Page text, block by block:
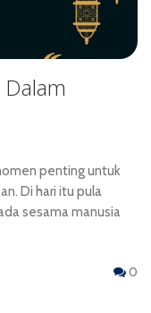
penting untuk
Di hari itu pula
sesama manusia
0